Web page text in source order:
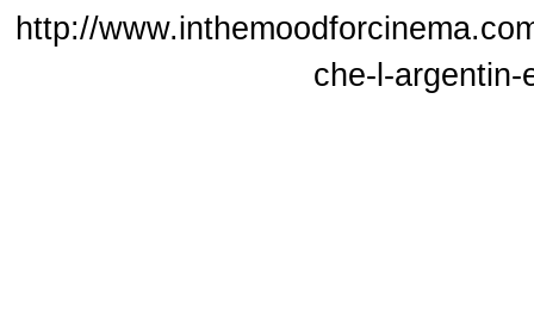
http://
che-l-argentin-